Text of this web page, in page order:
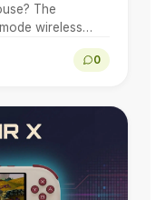
The
wireless
optical sensor, a
0